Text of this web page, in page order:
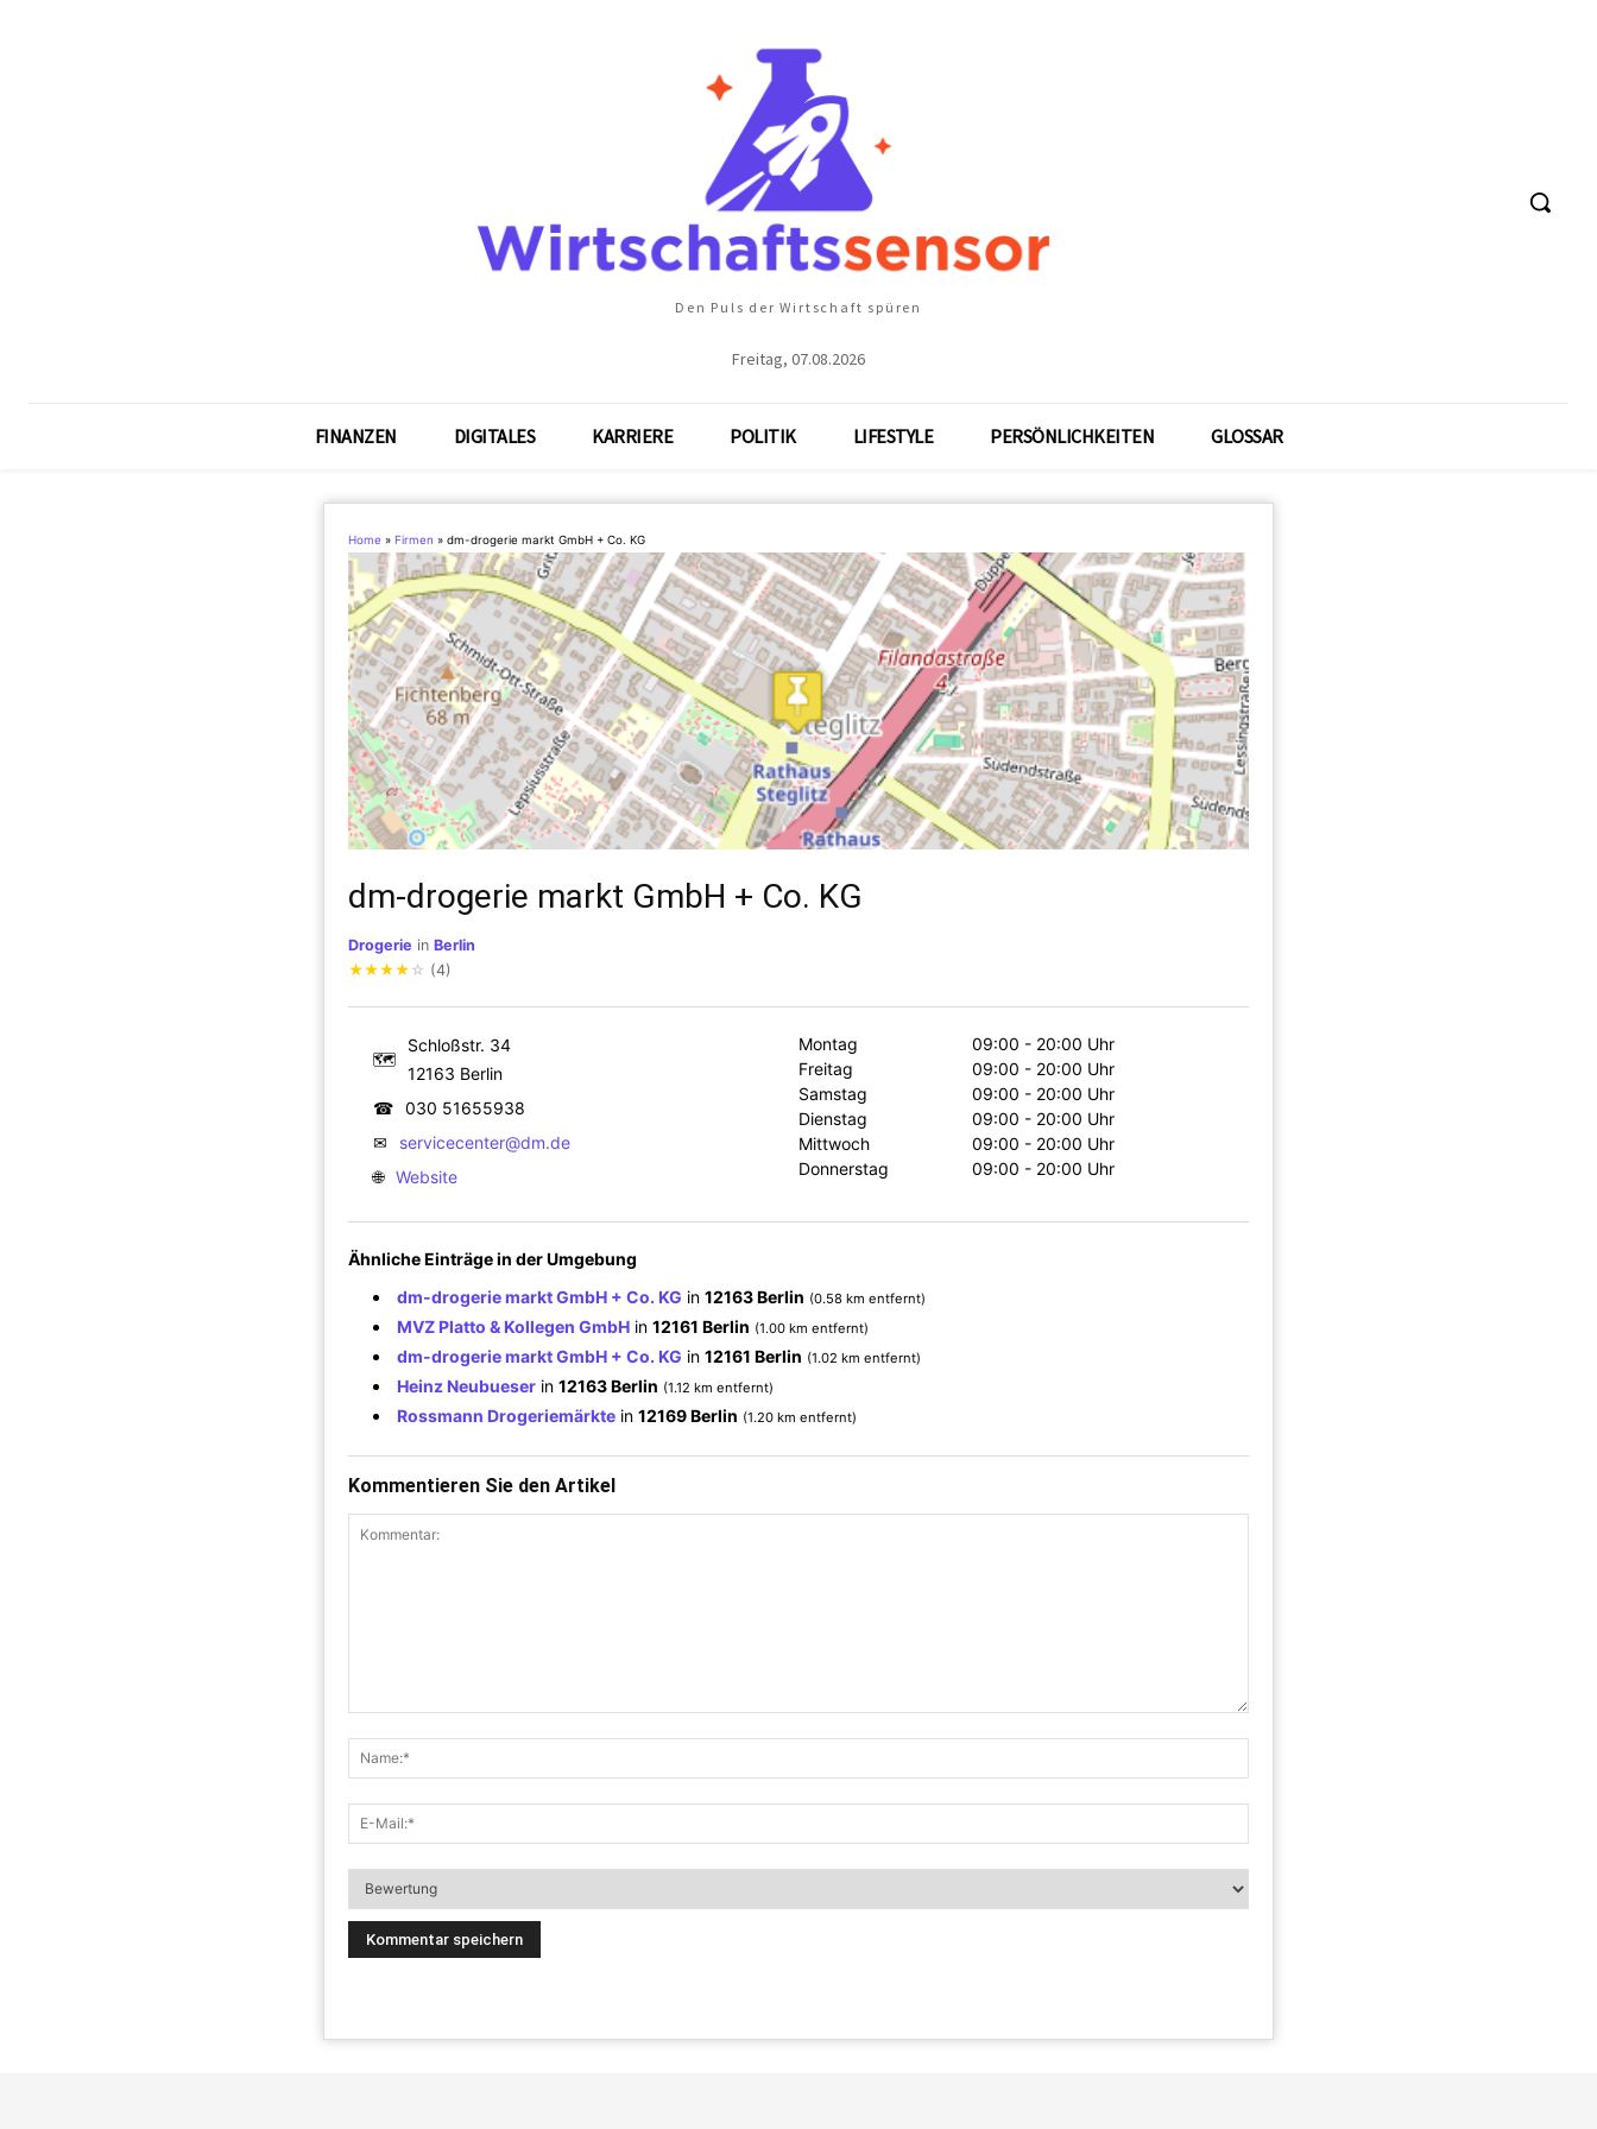
Den Puls der Wirtschaft spüren
Freitag, 07.08.2026
FINANZEN DIGITALES KARRIERE POLITIK LIFESTYLE PERSÖNLICHKEITEN GLOSSAR
Home » Firmen » dm-drogerie markt GmbH + Co. KG
dm-drogerie markt GmbH + Co. KG
Drogerie in Berlin
★★★★ ☆ (4)
🗺
Schloßstr. 34
12163 Berlin
☎ 030 51655938
✉
servicecenter@dm.de
🌐 Website
Montag
09:00 - 20:00 Uhr
Freitag
09:00 - 20:00 Uhr
Samstag
09:00 - 20:00 Uhr
Dienstag
09:00 - 20:00 Uhr
Mittwoch
09:00 - 20:00 Uhr
Donnerstag
09:00 - 20:00 Uhr
Ähnliche Einträge in der Umgebung
dm-drogerie markt GmbH + Co. KG in 12163 Berlin (0.58 km entfernt)
MVZ Platto & Kollegen GmbH in 12161 Berlin (1.00 km entfernt)
dm-drogerie markt GmbH + Co. KG in 12161 Berlin (1.02 km entfernt)
Heinz Neubueser in 12163 Berlin (1.12 km entfernt)
Rossmann Drogeriemärkte in 12169 Berlin (1.20 km entfernt)
Kommentieren Sie den Artikel